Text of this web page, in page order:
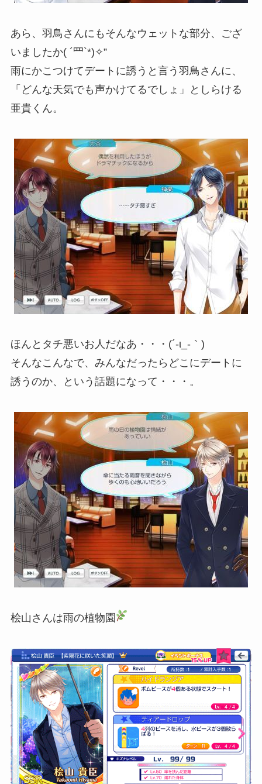
あら、羽鳥さんにもそんなウェットな部分、ござ
いましたか( ´罒`*)✧”
雨にかこつけてデートに誘うと言う羽鳥さんに、
「どんな天気でも声かけてるでしょ」としらける
亜貴くん。
ほんとタチ悪いお人だなあ・・・(´-ι_-｀)
そんなこんなで、みんなだったらどこにデートに
誘うのか、という話題になって・・・。
桧山さんは雨の植物園